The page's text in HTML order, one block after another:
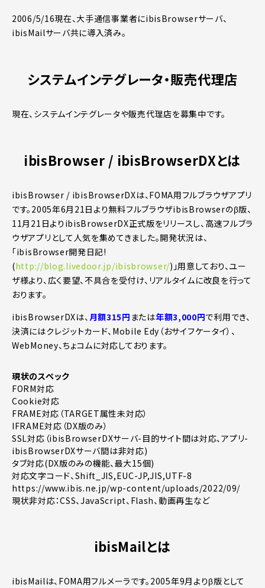
2006/5/16現在、大手通信事業者にibisBrowserサーバ、
ibisMailサーバ共に導入済み。
システムインテグレータ・販売代理店
現在、システムインテグレータや販売代理店を募集中です。
ibisBrowser / ibisBrowserDXとは
ibisBrowser / ibisBrowserDXは、FOMA用フルブラウザアプリ
です。2005年6月21日より無料フルブラウザibisBrowserのβ版、
11月21日よりibisBrowserDX正式版をリリースし、高速フルブラ
ウザアプリとして人気を集めてきました。開発状況は、
「ibisBrowser開発日記!
(http://blog.livedoor.jp/ibisbrowser/)」用意しており、ユー
ザ様より、広く要望、不具合を受付け、リアルタイムに改良を行って
おります。
ibisBrowserDXは、 月額315円 または年額3,000円で利用でき、
決済にはクレジットカード、Mobile Edy（おサイフケータイ）、
WebMoney、ちょコムに対応しております。
現状のスペック
FORM対応
Cookie対応
FRAME対応（TARGET属性未対応）
IFRAME対応（DX版のみ）
SSL対応（ibisBrowserDXサーバ-目的サイト間は対応、アプリ-
ibisBrowserDXサーバ間は非対応)
タブ対応(DX版のみの機能、最大15個)
対応文字コード、Shift_JIS,EUC-JP,JIS,UTF-8
https://www.ibis.ne.jp/wp-content/uploads/2022/09/
現状非対応：CSS、JavaScript、Flash、動画再生など
ibisMailとは
ibisMailは、FOMA用フルメーラです。2005年9月よりβ版として